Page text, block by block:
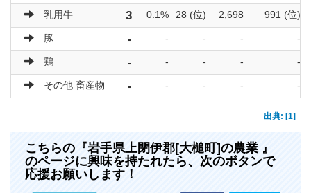
乳用牛 3 0.1% 28 (位) 2,698 991 (位)
豚 - - - - -
鶏 - - - - -
その他 畜産物 - - - - -
出典: [1]
こちらの『岩手県上閉伊郡[大槌町]の農業 』
のページに興味を持たれたら、次のボタンで
応援お願いします！